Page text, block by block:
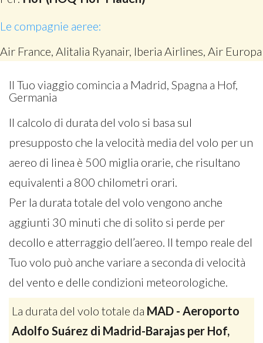
Le compagnie aeree:
Air France, Alitalia Ryanair, Iberia Airlines, Air Europa
Il Tuo viaggio comincia a Madrid, Spagna a Hof,
Germania
Il calcolo di durata del volo si basa sul
presupposto che la velocità media del volo per un
aereo di linea è 500 miglia orarie, che risultano
equivalenti a 800 chilometri orari.
Per la durata totale del volo vengono anche
aggiunti 30 minuti che di solito si perde per
decollo e atterraggio dell’aereo. Il tempo reale del
Tuo volo può anche variare a seconda di velocità
del vento e delle condizioni meteorologiche.
La durata del volo totale da MAD - Aeroporto
Adolfo Suárez di Madrid-Barajas per Hof,